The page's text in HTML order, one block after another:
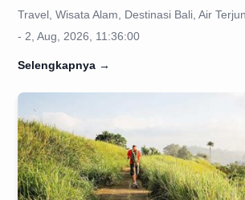
Travel, Wisata Alam, Destinasi Bali, Air
- 2, Aug, 2026, 11:36:00
Selengkapnya →